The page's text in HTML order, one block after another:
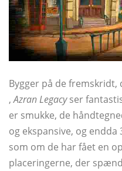
Bygger på de
,Azran Legacyser
er smukke, de
og ekspansive, og
som om de har fået en
placeringerne, der